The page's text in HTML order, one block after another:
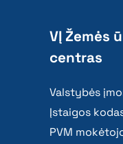
VĮ Žemės
centras
Valstybės
Įstaigos
PVM